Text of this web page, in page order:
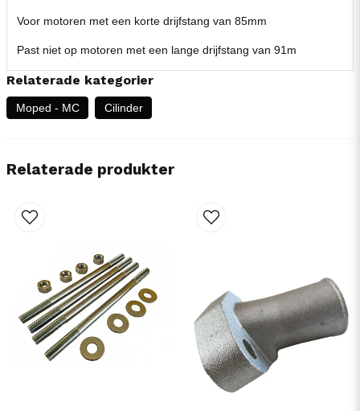
Voor motoren met een korte drijfstang van 85mm
Past niet op motoren met een lange drijfstang van 91m
Relaterade kategorier
Moped - MC Cilinder
Relaterade produkter